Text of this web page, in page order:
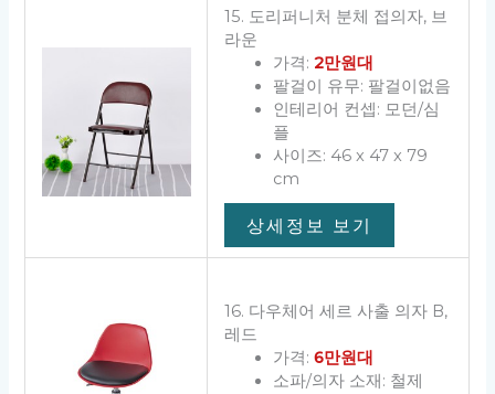
15. 도리퍼니처 분체 접의자, 브
라운
가격: 2만원대
팔걸이 유무: 팔걸이없음
인테리어 컨셉: 모던/심
플
사이즈: 46 x 47 x 79
cm
상세정보 보기
16. 다우체어 세르 사출 의자 B,
레드
가격: 6만원대
소파/의자 소재: 철제